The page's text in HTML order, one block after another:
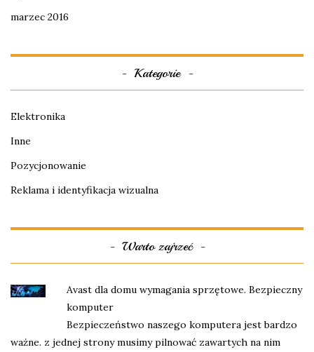
marzec 2016
Kategorie
Elektronika
Inne
Pozycjonowanie
Reklama i identyfikacja wizualna
Warto zajrzeć
Avast dla domu wymagania sprzętowe. Bezpieczny
komputer
Bezpieczeństwo naszego komputera jest bardzo
ważne. z jednej strony musimy pilnować zawartych na nim